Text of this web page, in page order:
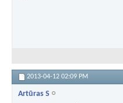
2013-04-12 02:09 PM
Artūras S